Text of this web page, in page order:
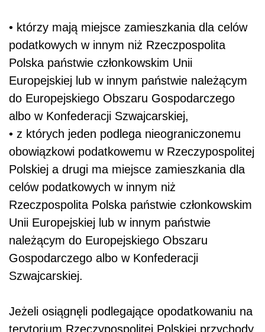
• którzy mają miejsce zamieszkania dla celów
podatkowych w innym niż Rzeczpospolita
Polska państwie członkowskim Unii
Europejskiej lub w innym państwie należącym
do Europejskiego Obszaru Gospodarczego
albo w Konfederacji Szwajcarskiej,
• z których jeden podlega nieograniczonemu
obowiązkowi podatkowemu w Rzeczypospolitej
Polskiej a drugi ma miejsce zamieszkania dla
celów podatkowych w innym niż
Rzeczpospolita Polska państwie członkowskim
Unii Europejskiej lub w innym państwie
należącym do Europejskiego Obszaru
Gospodarczego albo w Konfederacji
Szwajcarskiej.
Jeżeli osiągnęli podlegające opodatkowaniu na
terytorium Rzeczypospolitej Polskiej przychody